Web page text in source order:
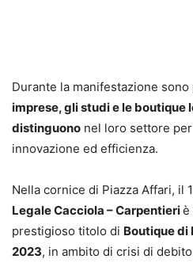
Durante la manifestazione sono
imprese, gli studi e le boutique
distinguono nel loro settore
innovazione ed efficienza.
Nella cornice di Piazza Affari, il
Legale Cacciola – Carpentieriè
prestigioso titolo di Boutique di
2023, in ambito di crisi di